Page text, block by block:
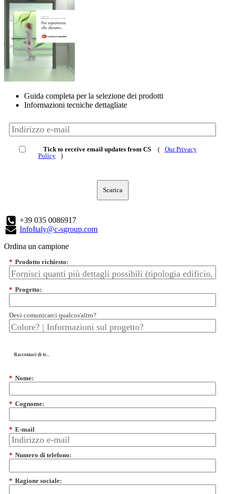
Guida completa per la selezione dei prodotti
Informazioni tecniche dettagliate
Tick to receive email updates from CS (
Our Privacy
Policy
)
Scarica
+39 035 0086917
InfoItaly@c-sgroup.com
Ordina un campione
* Prodotto richiesto:
* Progetto:
Devi comunicarci qualcos'altro?
Raccontaci di te...
* Nome:
* Cognome:
* E-mail
* Numero di telefono:
* Ragione sociale: